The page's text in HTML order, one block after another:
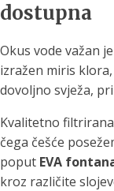
dostupna
Okus vode važan
izražen miris
dovoljno svježa,
Kvalitetno
čega češće
poput EVA
kroz različite